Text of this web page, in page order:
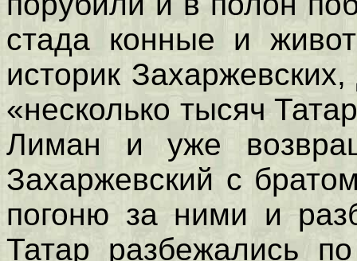
стада конные и
историк
«несколько тысяч
Лиман и уже
Захаржевский с
погоню за ними и
Татар разбежались